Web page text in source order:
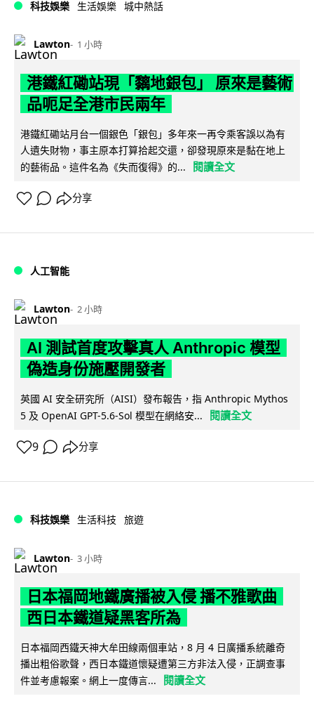
科技娛樂 生活娛樂 城中熱話
Lawton 1 小時
港鐵紅磡站現「黐地銀包」 原來是藝術
品呃足全港市民兩年
港鐵紅磡站月台一個銀色「銀包」多年來一再令乘客誤以為有
人遺失財物，事主原本打算拾起交還，卻發現原來是黏在地上
的藝術品。這件名為《失而復得》的...
閱讀全文
分享
人工智能
Lawton 2 小時
AI 測試首度攻擊真人 Anthropic 模型
偽造身份施壓開發者
英國 AI 安全研究所（AISI）發布報告，指 Anthropic Mythos
5 及 OpenAI GPT-5.6-Sol 模型在網絡安...
閱讀全文
9 分享
科技娛樂 生活科技 旅遊
Lawton 3 小時
日本福岡地鐵廣播被入侵 播不雅歌曲
西日本鐵道疑黑客所為
日本福岡西鐵天神大牟田線兩個車站，8 月 4 日廣播系統離奇
播出粗俗歌聲，西日本鐵道懷疑遭第三方非法入侵，正調查事
件並考慮報案。網上一度傳言...
閱讀全文